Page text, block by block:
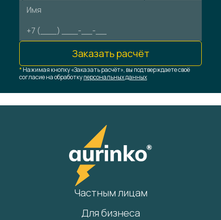
Заказать расчёт
*Нажимая кнопку «Заказать расчёт», вы подтверждаете своё
согласие на обработкуперсональных данных
Частным лицам
Для бизнеса